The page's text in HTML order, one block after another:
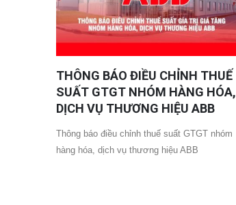
THÔNG BÁO ĐIỀU CHỈNH THUẾ
SUẤT GTGT NHÓM HÀNG HÓA,
DỊCH VỤ THƯƠNG HIỆU ABB
Thông báo điều chỉnh thuế suất GTGT nhóm
hàng hóa, dịch vụ thương hiệu ABB